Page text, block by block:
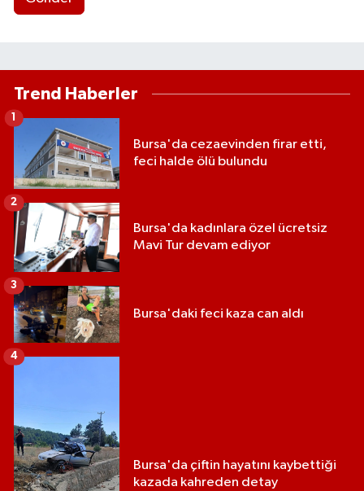
Trend Haberler
Bursa'da cezaevinden firar etti,
feci halde ölü bulundu
1
Bursa'da kadınlara özel ücretsiz
Mavi Tur devam ediyor
2
Bursa'daki feci kaza can aldı
3
Bursa'da çiftin hayatını kaybettiği
kazada kahreden detay
4